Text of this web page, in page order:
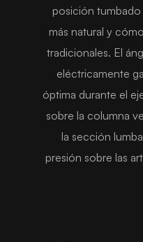
posición
más natural y
tradicionales. El
eléctricamente
óptima durante el
sobre la columna
la sección
presión sobre las